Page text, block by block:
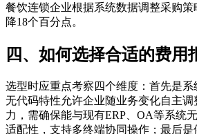
餐饮连锁企业根据系统数据调整采购
降18个百分点。
四、如何选择合适的费用
选型时应重点考察四个维度：首先是
无代码特性允许企业随业务变化自主
力，需确保能与现有ERP、OA等系统
适配性，支持多终端协同操作；最后